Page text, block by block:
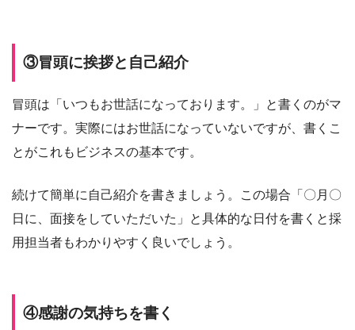
③冒頭に挨拶と自己紹介
冒頭は「いつもお世話になっております。」と書くのがマ
ナーです。実際にはお世話になっていないですが、書くこ
とがこれもビジネスの基本です。
続けて簡単に自己紹介を書きましょう。この場合「〇月〇
日に、面接をしていただいた」と具体的な日付を書くと採
用担当者もわかりやすく良いでしょう。
④感謝の気持ちを書く